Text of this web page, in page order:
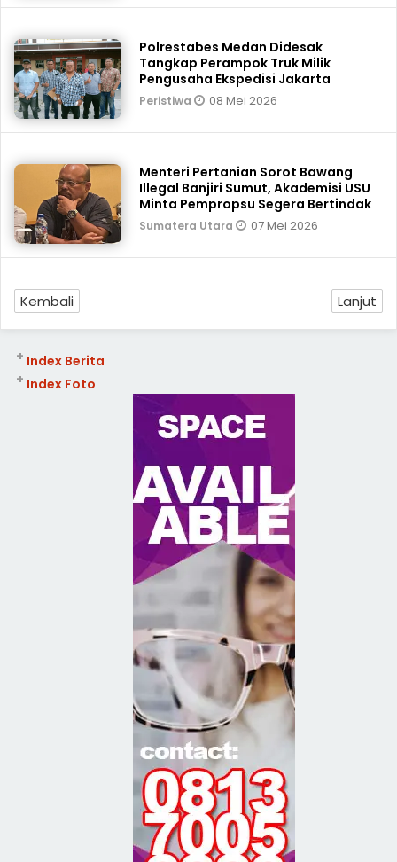
Polrestabes Medan Didesak
Tangkap Perampok Truk Milik
Pengusaha Ekspedisi Jakarta
Peristiwa 08 Mei 2026
Menteri Pertanian Sorot Bawang
Illegal Banjiri Sumut, Akademisi USU
Minta Pempropsu Segera Bertindak
Sumatera Utara 07 Mei 2026
Kembali Lanjut
Index Berita
+
Index Foto
+